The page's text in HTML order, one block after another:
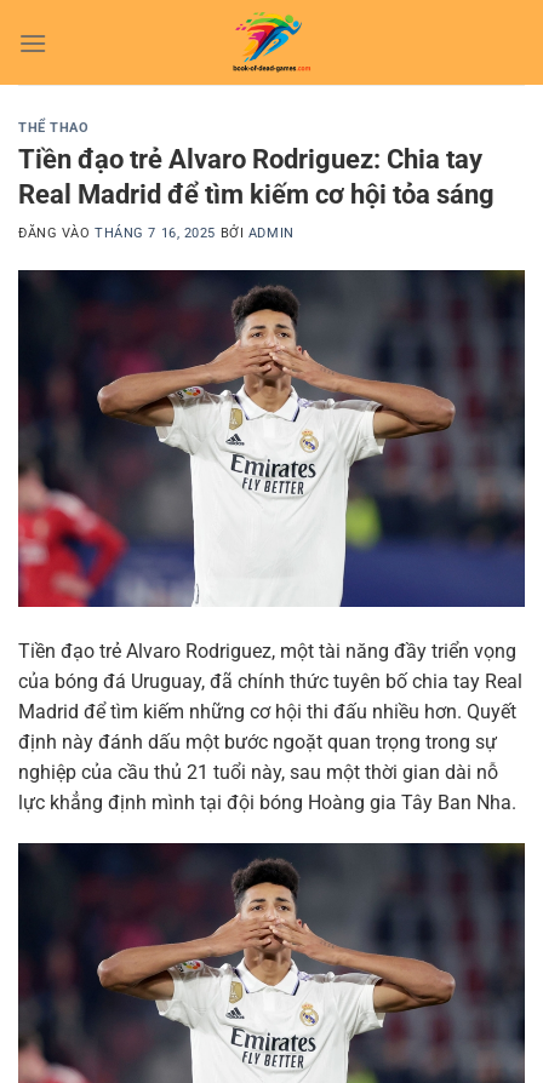
qua
THỂ THAO
Tiền đạo trẻ Alvaro Rodriguez: Chia tay
Real Madrid để tìm kiếm cơ hội tỏa sáng
ĐĂNG VÀOTHÁNG 7 16, 2025 BỞI ADMIN
Tiền đạo trẻ Alvaro Rodriguez, một tài năng đầy triển vọng
của bóng đá Uruguay, đã chính thức tuyên bố chia tay Real
Madrid để tìm kiếm những cơ hội thi đấu nhiều hơn. Quyết
định này đánh dấu một bước ngoặt quan trọng trong sự
nghiệp của cầu thủ 21 tuổi này, sau một thời gian dài nỗ
lực khẳng định mình tại đội bóng Hoàng gia Tây Ban Nha.